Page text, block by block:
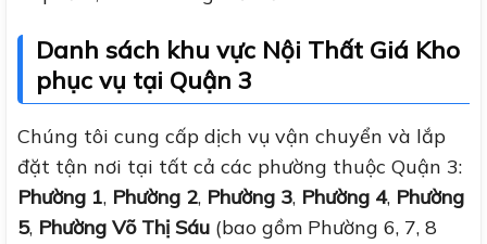
Danh sách khu vực Nội Thất Giá Kho
phục vụ tại Quận 3
Chúng tôi cung cấp dịch vụ vận chuyển và lắp
đặt tận nơi tại tất cả các phường thuộc Quận 3:
Phường 1, Phường 2, Phường 3, Phường 4, Phường
5, Phường Võ Thị Sáu (bao gồm Phường 6, 7, 8